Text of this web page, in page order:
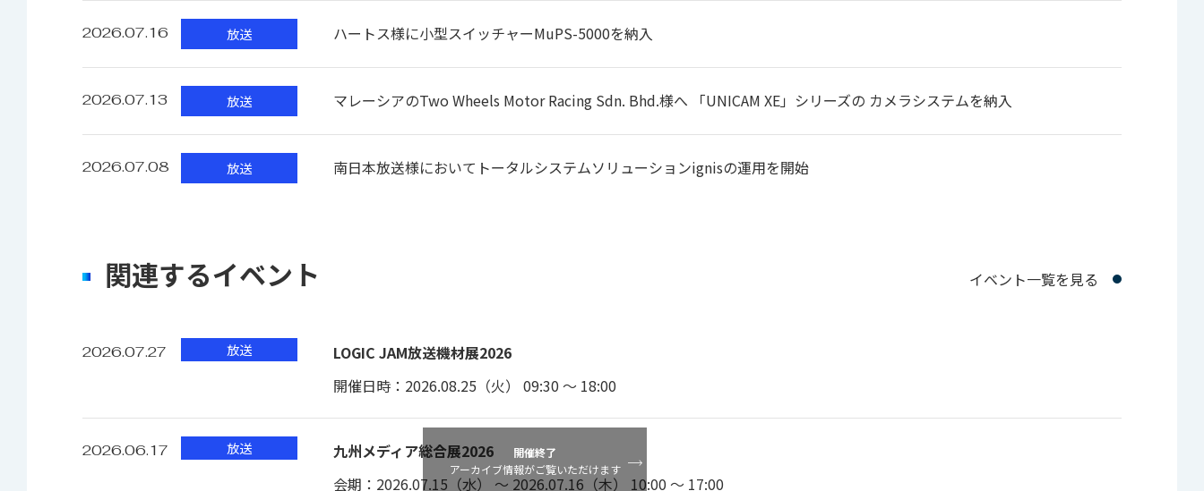
L/R間クロストーク
8kHzにおいて80dB以上
アナログ入力+4dBm、デジタル出力-18dBFSで測定
動作温度 0～40℃
410g
2026.07.16 放送 ハートス様に小型スイッチャーMuPS-5000を納入
2026.07.13 放送 マレーシアのTwo Wheels Motor Racing Sdn. Bhd.様へ 「UNICAM XE」シリーズの カメラシステムを納入
2026.07.08 放送 南日本放送様においてトータルシステムソリューションignisの運用を開始
関連するイベント
2026.07.27 放送
LOGIC JAM放送機材展2026
開催日時：2026.08.25（火） 09:30 ～ 18:00
2026.06.17 放送
九州メディア総合展2026
会期：2026.07.15（水） ～ 2026.07.16（木） 10:00 ～ 17:00
開催終了
アーカイブ情報がご覧いただけます
イベント一覧を見る